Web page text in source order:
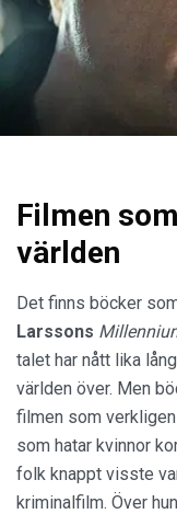
Filmen
världen
Det finns böcker
Larssons
talet har nått lika
världen över. Men
filmen som
som hatar kvinnor
folk knappt visste
kriminalfilm. Över